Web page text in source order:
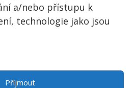
a/nebo přístupu k
technologie jako jsou
Příjmout
tlapky a čenich
pomáhá vyléčit
pes neumí být